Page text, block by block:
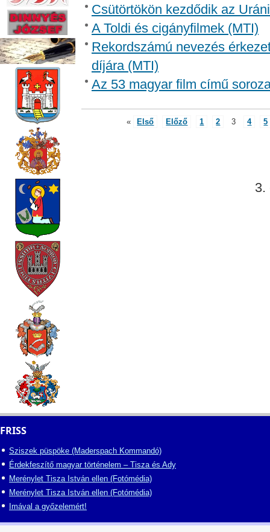
Csütörtökön kezdődik az
A Toldi és cigányfilmek (MTI)
Rekordszámú nevezés
díjára (MTI)
Az 53 magyar film című
« Első Előző 1 2 3 4 5
3.
FRISS
Sziszek püspöke (Maderspach Kommandó)
Érdekfeszítő magyar történelem – Tisza és Ady
Merénylet Tisza István ellen (Fotómédia)
Merénylet Tisza István ellen (Fotómédia)
Imával a győzelemért!